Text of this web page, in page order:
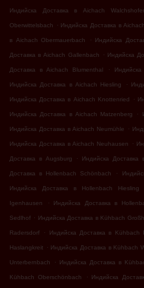
Индийска Доставка в Aichach
Oberwittelsbach . Индийска Доставка в
в Aichach Obermauerbach . Индийска
Доставка в Aichach Gallenbach . Индийска
Доставка в Aichach Blumenthal .
Индийска Доставка в Aichach Hiesling .
Индийска Доставка в Aichach Knottenried .
Индийска Доставка в Aichach Matzenberg .
Индийска Доставка в Aichach Neumühle .
Индийска Доставка в Aichach Neuhausen .
Доставка в Augsburg . Индийска Доставка
Доставка в Hollenbach Schönbach .
Индийска Доставка в Hollenbach Hiesling
Igenhausen . Индийска Доставка в
Sedlhof . Индийска Доставка в Kühbach
Radersdorf . Индийска Доставка в Kühbach
Haslangkreit . Индийска Доставка в Kühbach
Unterbernbach . Индийска Доставка в
Kühbach Oberschönbach . Индийска